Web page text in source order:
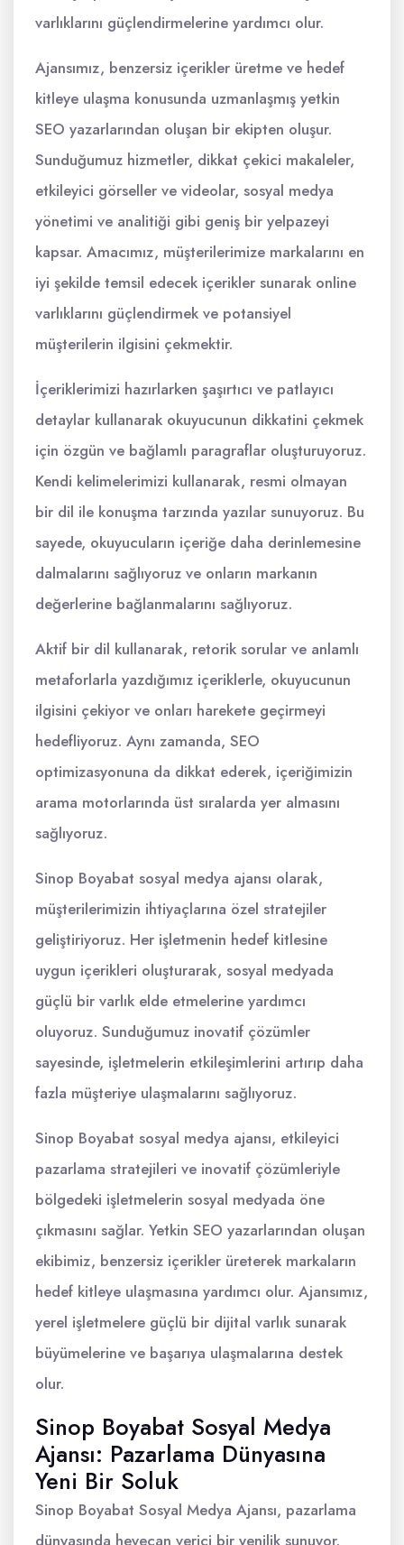
varlıklarını güçlendirmelerine yardımcı olur.
Ajansımız, benzersiz içerikler üretme ve hedef
kitleye ulaşma konusunda uzmanlaşmış yetkin
SEO yazarlarından oluşan bir ekipten oluşur.
Sunduğumuz hizmetler, dikkat çekici makaleler,
etkileyici görseller ve videolar, sosyal medya
yönetimi ve analitiği gibi geniş bir yelpazeyi
kapsar. Amacımız, müşterilerimize markalarını en
iyi şekilde temsil edecek içerikler sunarak online
varlıklarını güçlendirmek ve potansiyel
müşterilerin ilgisini çekmektir.
İçeriklerimizi hazırlarken şaşırtıcı ve patlayıcı
detaylar kullanarak okuyucunun dikkatini çekmek
için özgün ve bağlamlı paragraflar oluşturuyoruz.
Kendi kelimelerimizi kullanarak, resmi olmayan
bir dil ile konuşma tarzında yazılar sunuyoruz. Bu
sayede, okuyucuların içeriğe daha derinlemesine
dalmalarını sağlıyoruz ve onların markanın
değerlerine bağlanmalarını sağlıyoruz.
Aktif bir dil kullanarak, retorik sorular ve anlamlı
metaforlarla yazdığımız içeriklerle, okuyucunun
ilgisini çekiyor ve onları harekete geçirmeyi
hedefliyoruz. Aynı zamanda, SEO
optimizasyonuna da dikkat ederek, içeriğimizin
arama motorlarında üst sıralarda yer almasını
sağlıyoruz.
Sinop Boyabat sosyal medya ajansı olarak,
müşterilerimizin ihtiyaçlarına özel stratejiler
geliştiriyoruz. Her işletmenin hedef kitlesine
uygun içerikleri oluşturarak, sosyal medyada
güçlü bir varlık elde etmelerine yardımcı
oluyoruz. Sunduğumuz inovatif çözümler
sayesinde, işletmelerin etkileşimlerini artırıp daha
fazla müşteriye ulaşmalarını sağlıyoruz.
Sinop Boyabat sosyal medya ajansı, etkileyici
pazarlama stratejileri ve inovatif çözümleriyle
bölgedeki işletmelerin sosyal medyada öne
çıkmasını sağlar. Yetkin SEO yazarlarından oluşan
ekibimiz, benzersiz içerikler üreterek markaların
hedef kitleye ulaşmasına yardımcı olur. Ajansımız,
yerel işletmelere güçlü bir dijital varlık sunarak
büyümelerine ve başarıya ulaşmalarına destek
olur.
Sinop Boyabat Sosyal Medya
Ajansı: Pazarlama Dünyasına
Yeni Bir Soluk
Sinop Boyabat Sosyal Medya Ajansı, pazarlama
dünyasında heyecan verici bir yenilik sunuyor.